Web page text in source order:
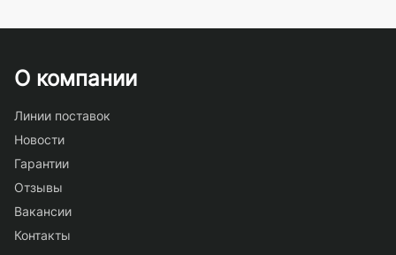
О компании
Линии поставок
Новости
Гарантии
Отзывы
Вакансии
Контакты